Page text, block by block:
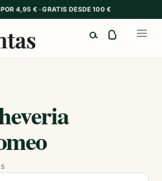
4,95 € · GRATIS DESDE 100 €